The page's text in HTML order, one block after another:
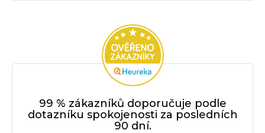
99 % zákazníků doporučuje podle
dotazníku spokojenosti za posledních
90 dní.